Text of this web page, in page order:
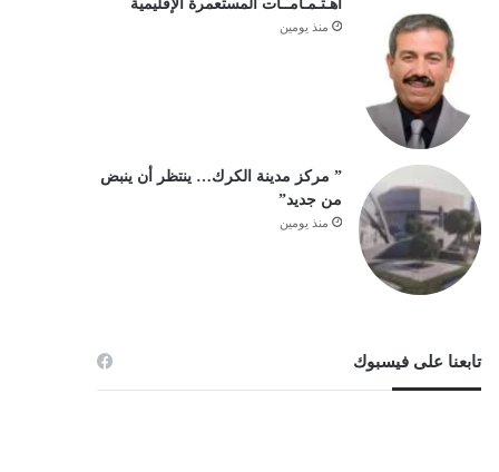
اهـتـمـامــات المستعمرة الإقليمية
منذ يومين
” مركز مدينة الكرك… ينتظر أن ينبض
من جديد”
منذ يومين
تابعنا على فيسبوك